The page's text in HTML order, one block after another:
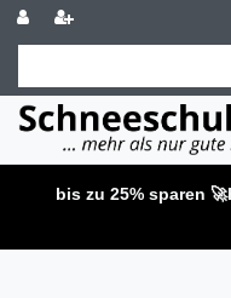
bis zu 25% sparen 🚀